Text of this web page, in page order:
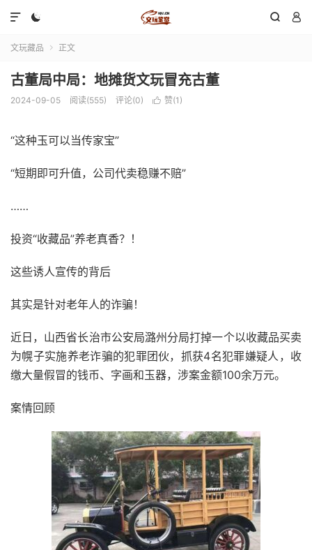
  

文玩藏品  正文
古董局中局：地摊货文玩冒充古董
2024-09-05 阅读(555) 评论(0)  赞(1 )
“这种玉可以当传家宝”
“短期即可升值，公司代卖稳赚不赔”
……
投资“收藏品”养老真香？！
这些诱人宣传的背后
其实是针对老年人的诈骗！
近日，山西省长治市公安局潞州分局打掉一个以收藏品买卖
为幌子实施养老诈骗的犯罪团伙，抓获4名犯罪嫌疑人，收
缴大量假冒的钱币、字画和玉器，涉案金额100余万元。
案情回顾